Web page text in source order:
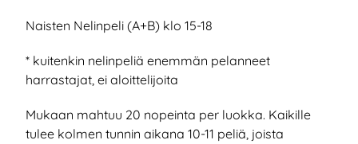
Naisten Nelinpeli (A+B) klo 15-18
* kuitenkin nelinpeliä enemmän pelanneet
harrastajat, ei aloittelijoita
Mukaan mahtuu 20 nopeinta per luokka. Kaikille
tulee kolmen tunnin aikana 10-11 peliä, joista